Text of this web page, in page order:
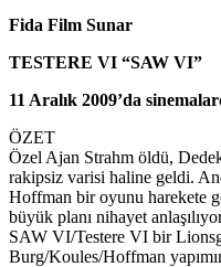
Fida Film Sunar
TESTERE VI “SAW VI”
11 Aralık 2009’da
ÖZET
Özel Ajan Strahm öldü,
rakipsiz varisi haline geldi.
Hoffman bir oyunu harekete
büyük planı nihayet
SAW VI/Testere VI bir
Burg/Koules/Hoffman